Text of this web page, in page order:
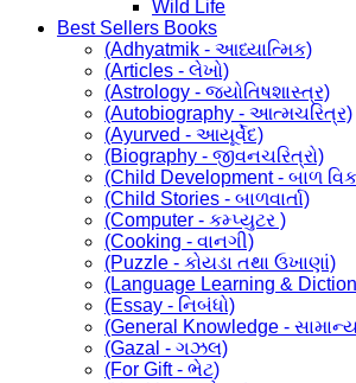
Wild Life
Best Sellers Books
(Adhyatmik - આધ્યાત્મિક)
(Articles - લેખો)
(Astrology - જ્યોતિષશાસ્ત્ર)
(Autobiography - આત્મચરિત્ર)
(Ayurved - આયૂર્વેદ)
(Biography - જીવનચરિત્રો)
(Child Development - બાળ
(Child Stories - બાળવાર્તા)
(Computer - કમ્પ્યુટર )
(Cooking - વાનગી)
(Puzzle - કોયડા તથા ઉખાણાં)
(Language Learning &
(Essay - નિબંધો)
(General Knowledge -
(Gazal - ગઝલ)
(For Gift - ભેટ)